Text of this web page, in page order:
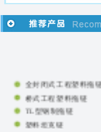
全封闭式工程塑料拖
桥式工程塑料拖链
TL型钢制拖链
塑料坦克链